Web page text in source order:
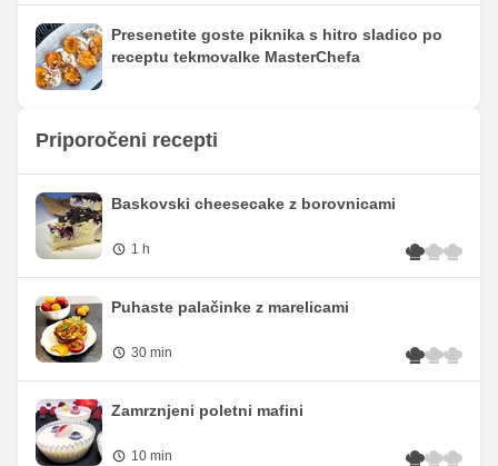
Presenetite goste piknika s hitro sladico po
receptu tekmovalke MasterChefa
Priporočeni recepti
Baskovski cheesecake z borovnicami
1 h
Puhaste palačinke z marelicami
30 min
Zamrznjeni poletni mafini
10 min